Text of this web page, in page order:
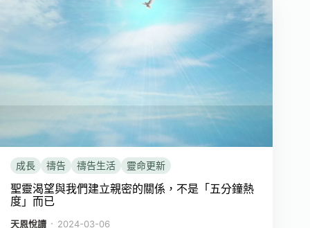
成長 禱告 禱告生活 靈命更新
聖靈渴望與我們建立親密的關係，不是「五分鐘熱
度」而已
天恩悅讀 ． 2024-03-06